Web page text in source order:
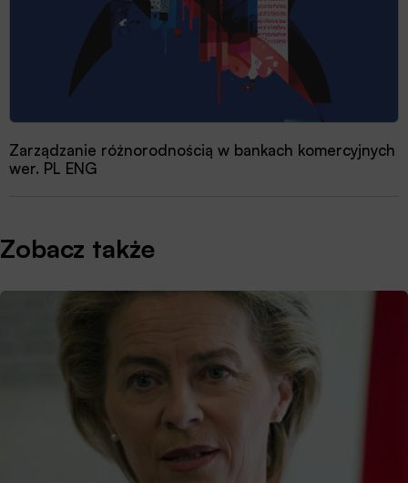
Zarządzanie różnorodnością w bankach komercyjnych
wer. PL ENG
Zobacz także